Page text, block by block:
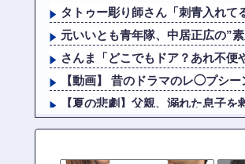
タトゥー彫り師さん「刺青入れ
元いいとも青年隊、中居正広の”
さんま「どこでもドア？あれ不便
【動画】 昔のドラマのレ◯プシ
【夏の悲劇】父親、溺れた息子
会社のカメラ部で「商品を手に持